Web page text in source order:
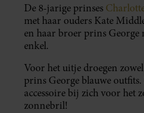
De 8-jarige prinses
met haar ouders Kate
en haar broer prins George
enkel.
Voor het uitje droegen
prins George blauwe
accessoire bij zich voor het
zonnebril!